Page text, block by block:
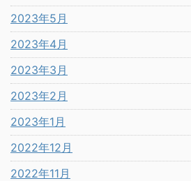
2023年5月
2023年4月
2023年3月
2023年2月
2023年1月
2022年12月
2022年11月